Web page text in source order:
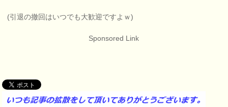
(引退の撤回はいつでも大歓迎ですよｗ)
Sponsored Link